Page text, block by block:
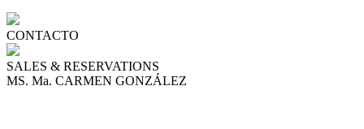
CONTACTO
SALES & RESERVATIONS
MS. Ma. CARMEN GONZÁLEZ